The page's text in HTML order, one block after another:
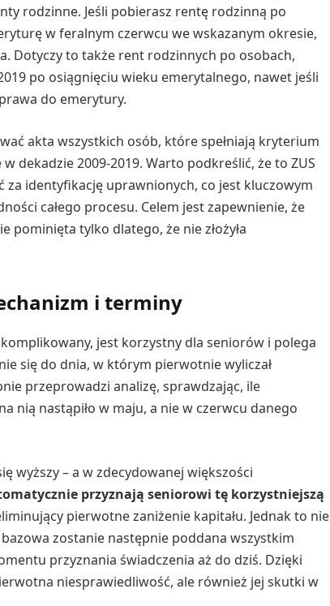
rodzinne. Jeśli pobierasz rentę rodzinną po
w feralnym czerwcu we wskazanym okresie,
Dotyczy to także rent rodzinnych po osobach,
po osiągnięciu wieku emerytalnego, nawet jeśli
do emerytury.
akta wszystkich osób, które spełniają kryterium
dekadzie 2009-2019. Warto podkreślić, że to ZUS
za identyfikację uprawnionych, co jest kluczowym
całego procesu. Celem jest zapewnienie, że
pominięta tylko dlatego, że nie złożyła
i terminy
jest korzystny dla seniorów i polega
się do dnia, w którym pierwotnie wyliczał
przeprowadzi analizę, sprawdzając, ile
nią nastąpiło w maju, a nie w czerwcu danego
wyższy – a w zdecydowanej większości
przyznają seniorowi tę korzystniejszą
pierwotne zaniżenie kapitału. Jednak to nie
zostanie następnie poddana wszystkim
przyznania świadczenia aż do dziś. Dzięki
niesprawiedliwość, ale również jej skutki w